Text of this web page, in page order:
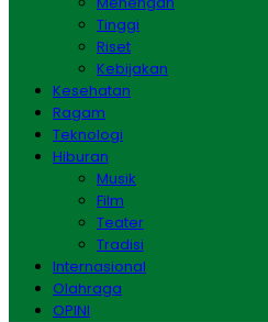
Tinggi
Riset
Kebijakan
Kesehatan
Ragam
Teknologi
Hiburan
Musik
Film
Teater
Tradisi
Internasional
Olahraga
OPINI